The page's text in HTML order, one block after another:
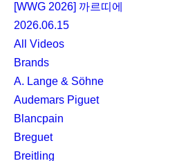
[WWG 2026] 까르띠에
2026.06.15
All Videos
Brands
A. Lange & Söhne
Audemars Piguet
Blancpain
Breguet
Breitling